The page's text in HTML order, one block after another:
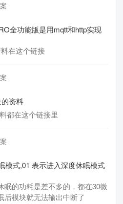
全功能版是用mqtt和http实现
在这个链接
资料
都在这个链接里
模式,01 表示进入深度休眠模式
眠的功耗是差不多的，都在30微
后模块就无法输出中断了